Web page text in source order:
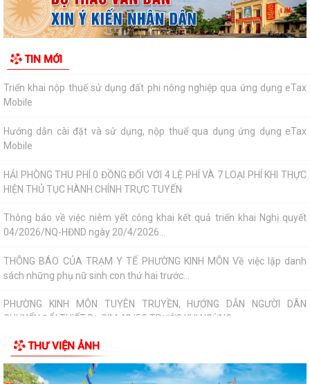
TIN MỚI
cửa, một cửa liên thông
trường điện tử
Triển khai nộp thuế sử dụng đất phi nông nghiệp qua ứng dụng eTax
Mobile
Hướng dẫn cài đặt và sử dụng, nộp thuế qua dụng ứng dụng eTax
Mobile
HẢI PHÒNG THU PHÍ 0 ĐỒNG ĐỐI VỚI 4 LỆ PHÍ VÀ 7 LOẠI PHÍ KHI THỰC
HIỆN THỦ TỤC HÀNH CHÍNH TRỰC TUYẾN
Thông báo về việc niêm yết công khai kết quả triển khai Nghị quyết
04/2026/NQ-HĐND ngày 20/4/2026...
THÔNG BÁO CỦA TRẠM Y TẾ PHƯỜNG KINH MÔN Về việc lập danh
sách những phụ nữ sinh con thứ hai trước...
PHƯỜNG KINH MÔN TUYÊN TRUYỀN, HƯỚNG DẪN NGƯỜI DÂN
CHUYỂN ĐỔI THIẾT BỊ, SIM 4G/5G TRƯỚC KHI NGỪNG...
PHƯỜNG KINH MÔN TRIỂN KHAI KẾ HOẠCH THU THUẾ SỬ DỤNG ĐẤT
PHI NÔNG NGHIỆP NĂM 2026 VÀ PHÁT ĐỘNG ĐỢT...
THƯ VIỆN ẢNH